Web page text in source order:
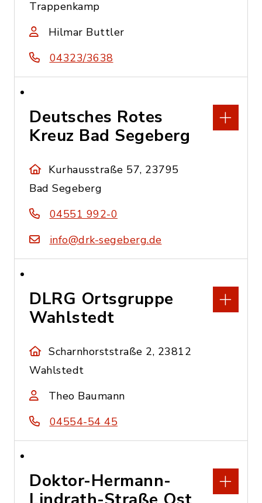
Trappenkamp
Hilmar Buttler
04323/3638
Deutsches Rotes
Kreuz Bad Segeberg
Kurhausstraße 57, 23795
Bad Segeberg
04551 992-0
info@drk-segeberg.de
DLRG Ortsgruppe
Wahlstedt
Scharnhorststraße 2, 23812
Wahlstedt
Theo Baumann
04554-54 45
Doktor-Hermann-